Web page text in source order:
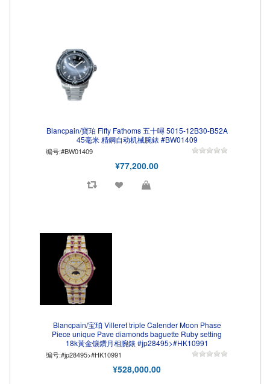
Blancpain/寶珀 Fifty Fathoms 五十噚 5015-12B30-B52A
45毫米 精鋼自动机械腕錶 #BW01409
编号:#BW01409
¥77,200.00
Blancpain/宝珀 Villeret triple Calender Moon Phase
Piece unique Pave diamonds baguette Ruby setting
18k黃金镶鑽月相腕錶 #jp28495>#HK10991
编号:#jp28495>#HK10991
¥528,000.00